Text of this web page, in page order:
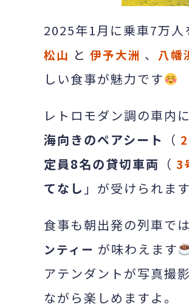
2025年1月に乗車7万人
松山 と 伊予大洲 、 八幡
しい食事が魅力です
レトロモダン調の車内に
海向きのペアシート
（
定員8名の貸切車両 （ 3
てなし 」が受けられます
食事も朝出発の列車では
ンティー が味わえます
アテンダントが写真撮
ながら楽しめますよ。